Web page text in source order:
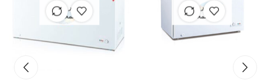
غير متوفر
في المخزون
غير متوفر
في المخزون